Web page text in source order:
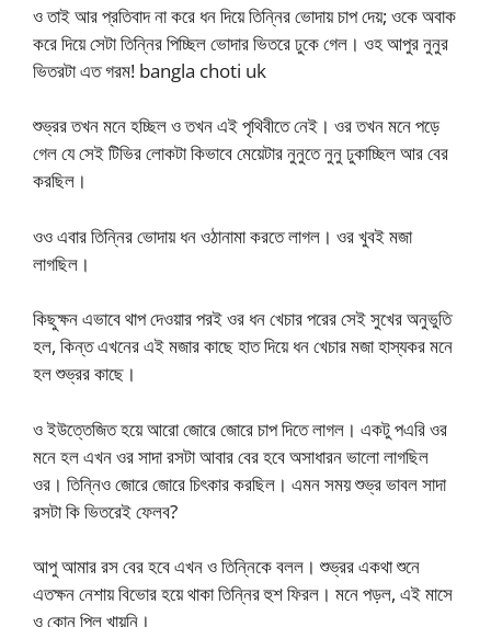
ও তাই আর প্রতিবাদ না করে ধন দিয়ে তিন্নির ভোদায় চাপ দেয়; ওকে অবাক
করে দিয়ে সেটা তিন্নির পিচ্ছিল ভোদার ভিতরে ঢুকে গেল। ওহ আপুর নুনুর
ভিতরটা এত গরম! bangla choti uk
শুভ্রর তখন মনে হচ্ছিল ও তখন এই পৃথিবীতে নেই। ওর তখন মনে পড়ে
গেল যে সেই টিভির লোকটা কিভাবে মেয়েটার নুনুতে নুনু ঢুকাচ্ছিল আর বের
করছিল।
ওও এবার তিন্নির ভোদায় ধন ওঠানামা করতে লাগল। ওর খুবই মজা
লাগছিল।
কিছুক্ষন এভাবে থাপ দেওয়ার পরই ওর ধন খেচার পরের সেই সুখের অনুভুতি
হল, কিন্ত এখনের এই মজার কাছে হাত দিয়ে ধন খেচার মজা হাস্যকর মনে
হল শুভ্রর কাছে।
ও ইউত্তেজিত হয়ে আরো জোরে জোরে চাপ দিতে লাগল। একটু পএরি ওর
মনে হল এখন ওর সাদা রসটা আবার বের হবে অসাধারন ভালো লাগছিল
ওর। তিন্নিও জোরে জোরে চিৎকার করছিল। এমন সময় শুভ্র ভাবল সাদা
রসটা কি ভিতরেই ফেলব?
আপু আমার রস বের হবে এখন ও তিন্নিকে বলল। শুভ্রর একথা শুনে
এতক্ষন নেশায় বিভোর হয়ে থাকা তিন্নির হুশ ফিরল। মনে পড়ল, এই মাসে
ও কোন পিল খায়নি।